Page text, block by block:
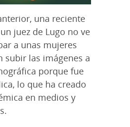
una reciente
juez de Lugo no ve
a unas mujeres
subir las imágenes a
porque fue
lo que ha creado
en medios y